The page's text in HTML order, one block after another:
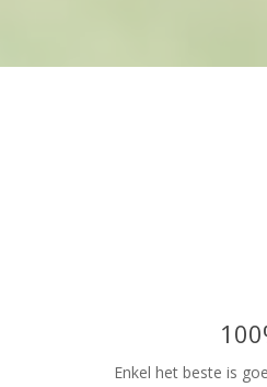
Enkel het beste is